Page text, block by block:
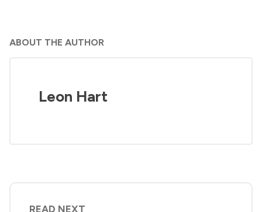
ABOUT THE AUTHOR
Leon Hart
READ NEXT